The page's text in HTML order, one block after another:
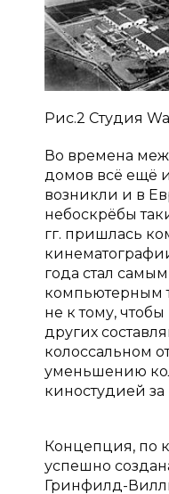
Рис.2 Студия
Во времена
домов всё ещё
возникли и в
небоскрёбы
гг. пришлась
года стал
компьютерным
не к тому,
других
колоссальном
уменьшению
киностудией
Концепция, по
успешно
Гринфилд-